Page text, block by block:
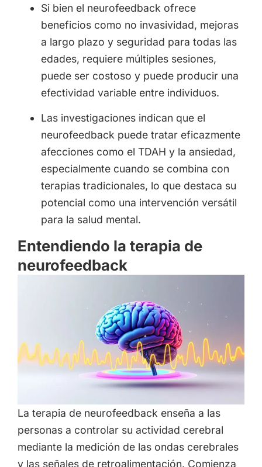
Si bien el neurofeedback ofrece
beneficios como no invasividad, mejoras
a largo plazo y seguridad para todas las
edades, requiere múltiples sesiones,
puede ser costoso y puede producir una
efectividad variable entre individuos.
Las investigaciones indican que el
neurofeedback puede tratar eficazmente
afecciones como el TDAH y la ansiedad,
especialmente cuando se combina con
terapias tradicionales, lo que destaca su
potencial como una intervención versátil
para la salud mental.
Entendiendo la terapia de
neurofeedback
La terapia de neurofeedback enseña a las
personas a controlar su actividad cerebral
mediante la medición de las ondas cerebrales
y las señales de retroalimentación. Comienza